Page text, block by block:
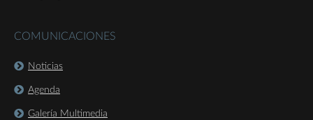
COMUNICACIONES
Noticias
Agenda
Galería Multimedia